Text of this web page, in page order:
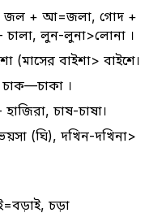
: জল + আ=জলা, গোদ +
লুন-লুনা>লোনা ।
(মাসের বাইশা> বাইশে।
।
চাষ-চাষা।
(ঘি), দখিন-দখিনা>
চড়া